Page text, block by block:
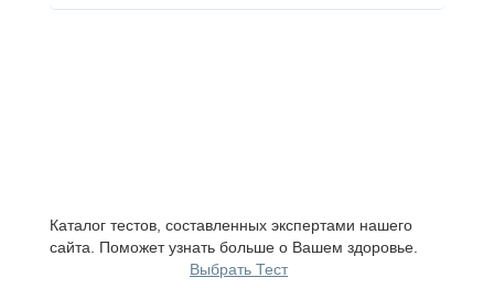
Каталог тестов, составленных экспертами нашего
сайта. Поможет узнать больше о Вашем здоровье.
Выбрать Тест